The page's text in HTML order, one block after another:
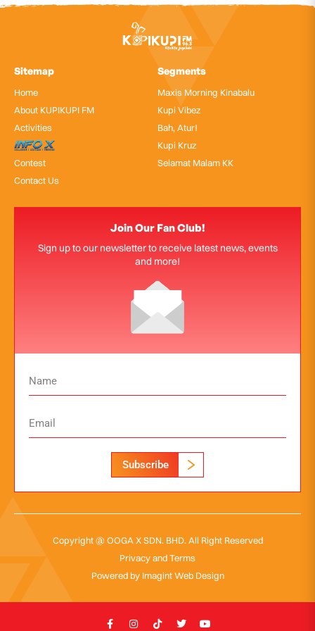
Sitemap
Home
About KUPIKUPI FM
Activities
InfoX
Contest
Contact Us
Segments
Maxis Morning Kinabalu
Kupi Vibez
Bah, Atur!
Kupi Kruz
Selamat Malam KK
Join Our Fan Club!
Sign up to our newsletter to receive latest news, events
and more!
Subscribe
Copyright @ OOGA X SDN. BHD. All Right Reserved
Privacy and Terms
Powered by Imagint Web Design